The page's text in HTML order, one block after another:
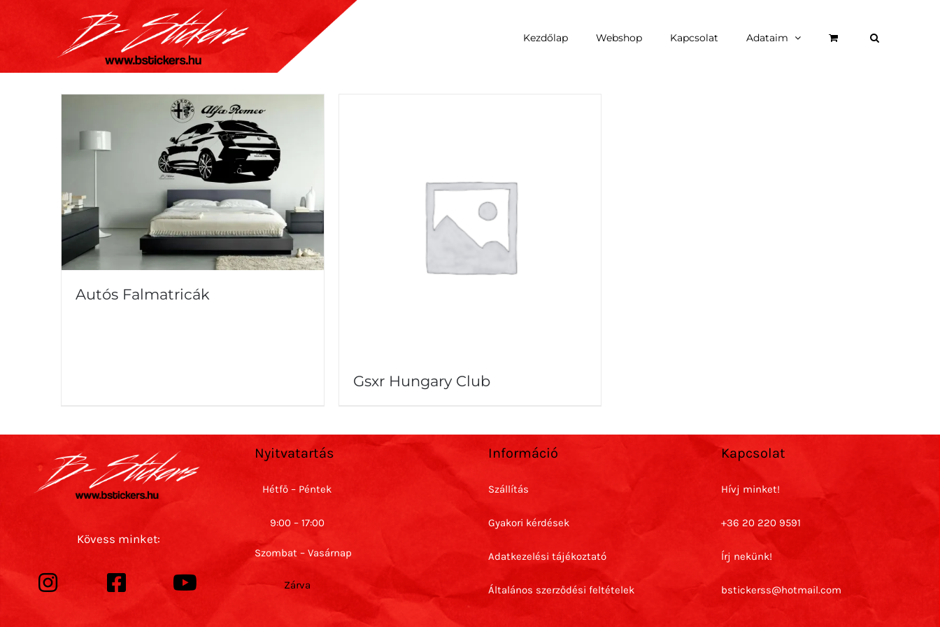
Kezdőlap Webshop Kapcsolat Adataim
Autós Falmatricák
Gsxr Hungary Club
Kövess minket:
Nyitvatartás
Hétfő – Péntek
9:00 – 17:00
Szombat – Vasárnap
Zárva
Információ
Szállítás
Gyakori kérdések
Adatkezelési tájékoztató
Általános szerződési feltételek
Kapcsolat
Hívj minket!
+36 20 220 9591
Írj nekünk!
bstickerss@hotmail.com